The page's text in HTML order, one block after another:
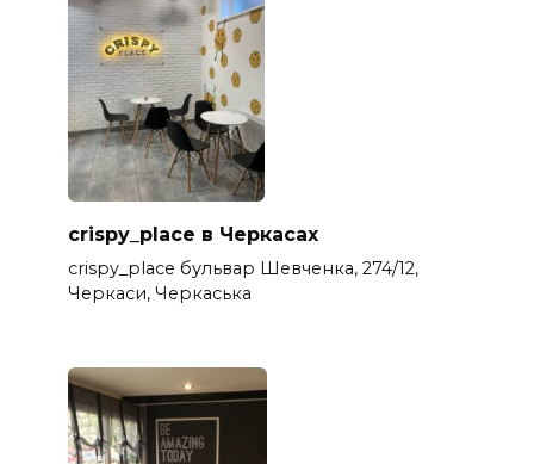
crispy_place в Черкасах
crispy_place бульвар Шевченка, 274/12,
Черкаси, Черкаська